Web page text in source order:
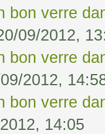
bon verre
09/2012,
bon verre
2012,
bon verre
14:05